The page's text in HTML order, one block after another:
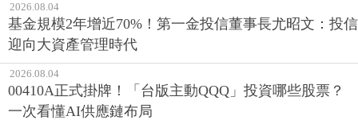
2026.08.04
基金規模2年增近70%！第一金投信董事長尤昭文：投信
迎向大資產管理時代
2026.08.04
00410A正式掛牌！「台版主動QQQ」投資哪些股票？
一次看懂AI供應鏈布局